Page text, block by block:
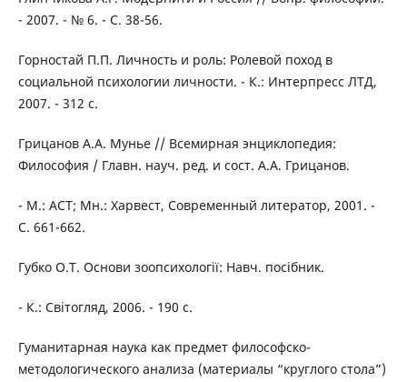
- 2007. - № 6. - С. 38-56.
Горностай П.П. Личность и роль: Ролевой поход в
социальной психологии личности. - К.: Интерпресс ЛТД,
2007. - 312 с.
Грицанов А.А. Мунье // Всемирная энциклопедия:
Философия / Главн. науч. ред. и сост. А.А. Грицанов.
- М.: АСТ; Мн.: Харвест, Современный литератор, 2001. -
С. 661-662.
Губко О.Т. Основи зоопсихології: Навч. посібник.
- К.: Світогляд, 2006. - 190 с.
Гуманитарная наука как предмет философско-
методологического анализа (материалы “круглого стола”)